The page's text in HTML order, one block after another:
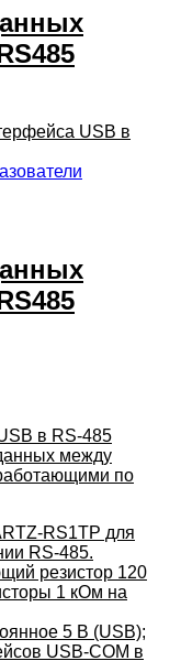
в RS-485
между
по
RS1TP для
RS-485.
резистор 120
1 кОм на
5 В (USB);
USB-COM в